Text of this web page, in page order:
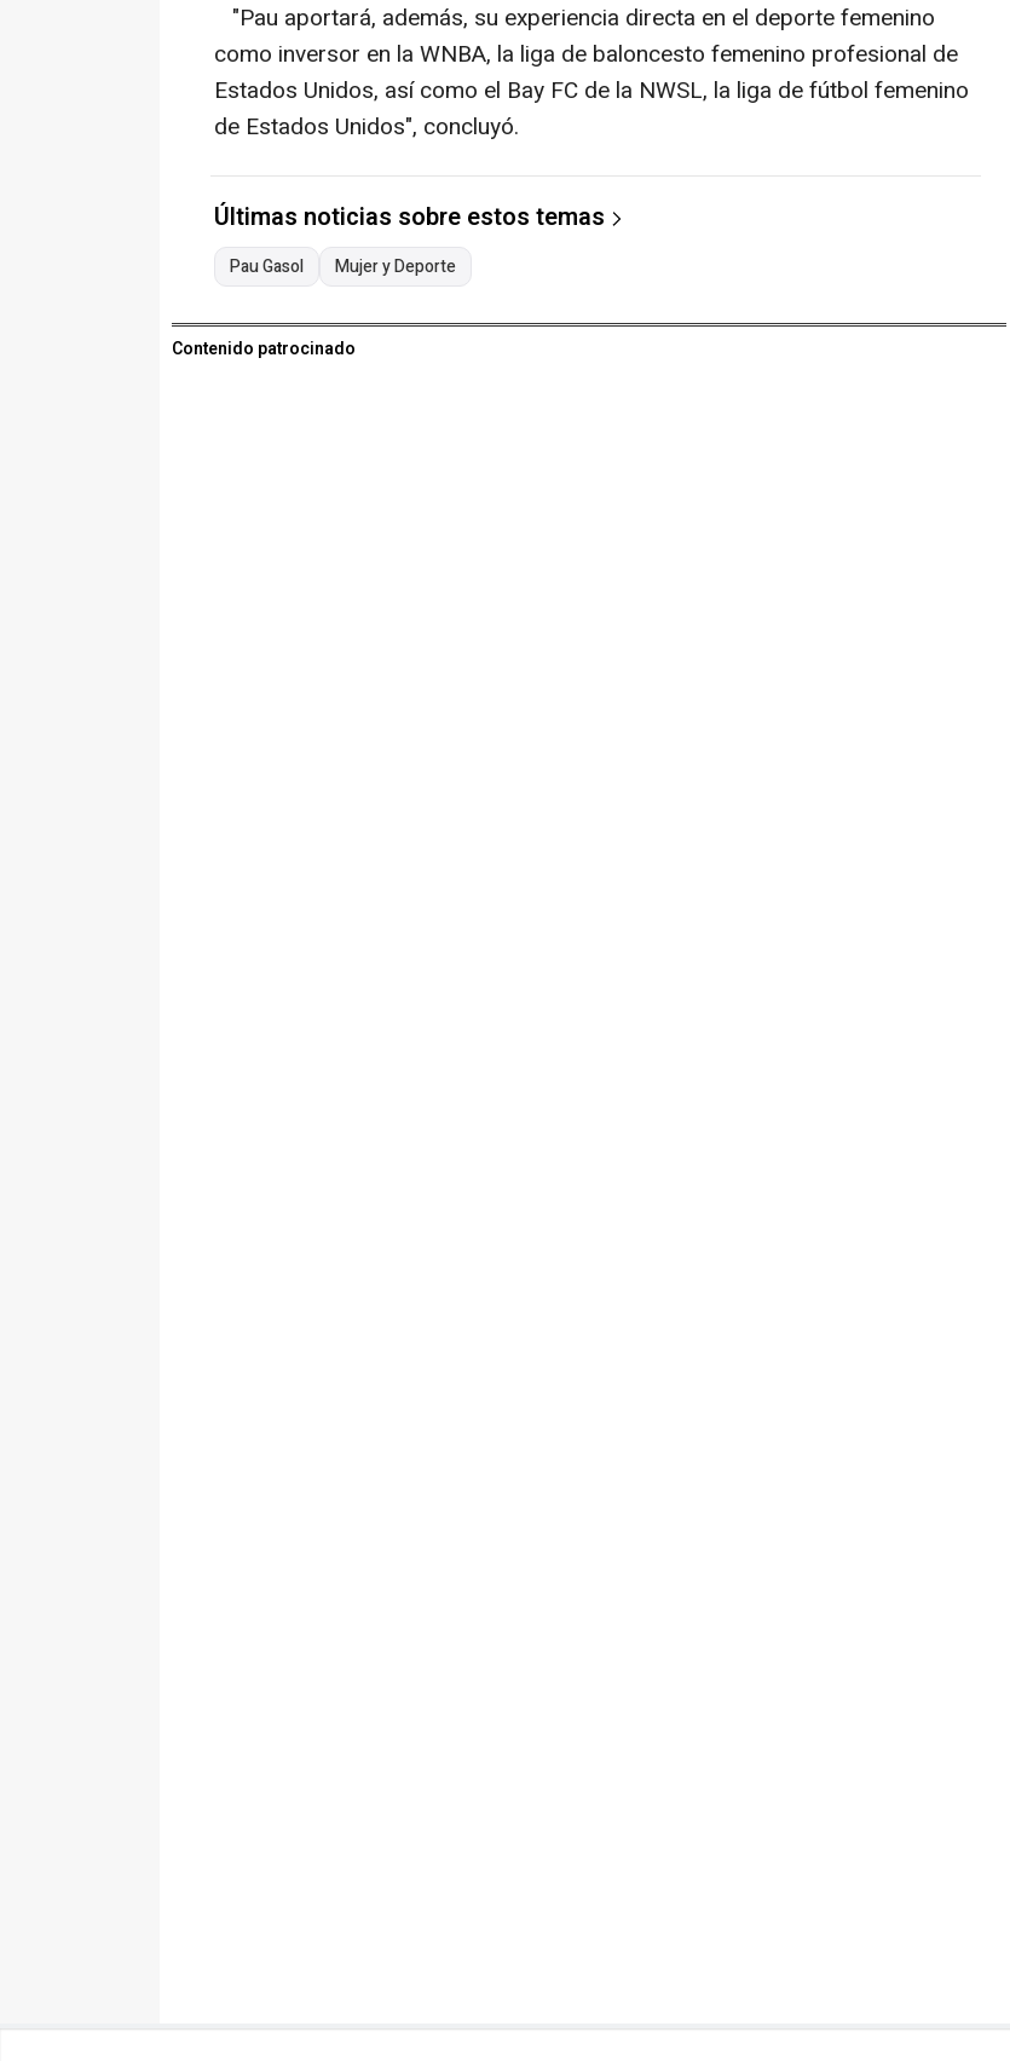
"Pau aportará, además, su experiencia directa en el deporte femenino
como inversor en la WNBA, la liga de baloncesto femenino profesional de
Estados Unidos, así como el Bay FC de la NWSL, la liga de fútbol femenino
de Estados Unidos", concluyó.
Últimas noticias sobre estos temas
Pau Gasol Mujer y Deporte
Contenido patrocinado